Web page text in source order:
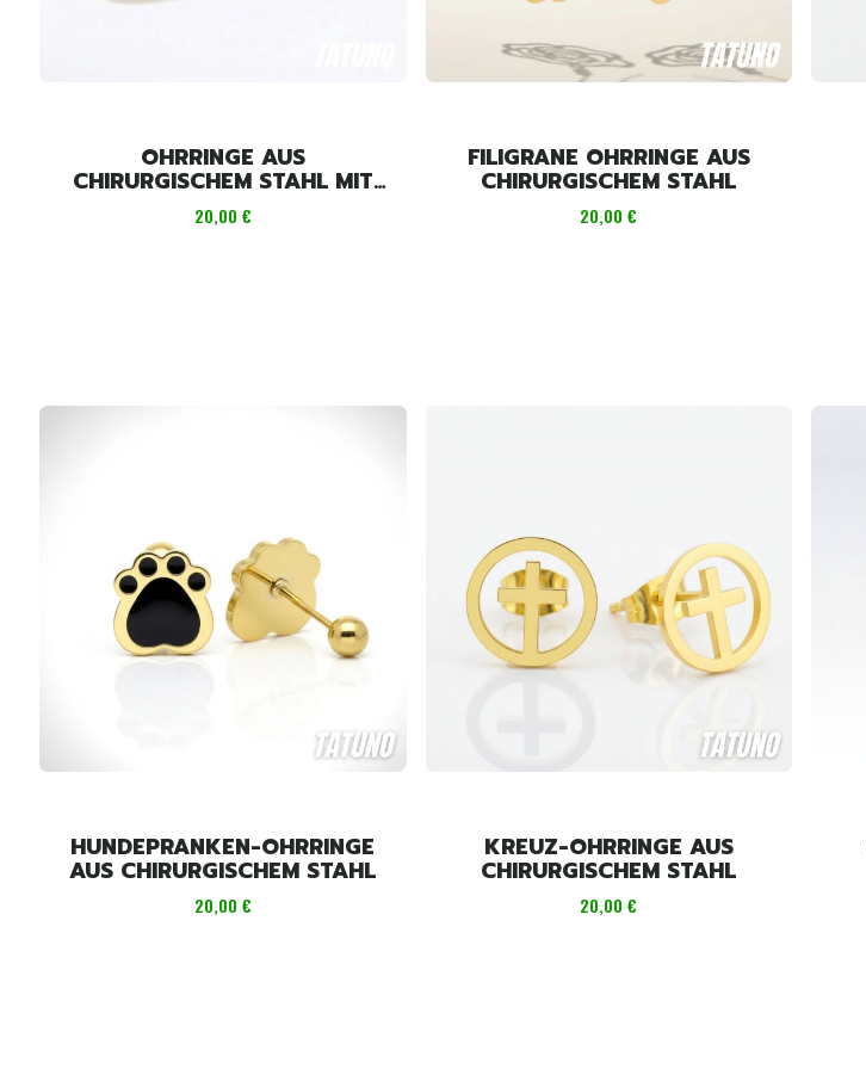
OHRRINGE AUS
CHIRURGISCHEM STAHL MIT
BITCOIN-MOTIV
Preis
20,00 €
FILIGRANE OHRRINGE AUS
CHIRURGISCHEM STAHL
Preis
20,00 €
HUNDEPRANKEN-OHRRINGE
AUS CHIRURGISCHEM STAHL
Preis
20,00 €
KREUZ-OHRRINGE AUS
CHIRURGISCHEM STAHL
Preis
20,00 €